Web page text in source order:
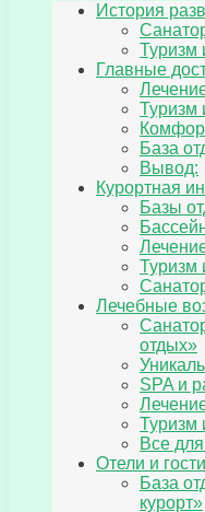
История
Туризм
Главные
Туризм
База
Вывод:
Курортная
Базы
Туризм
Лечебные
отдых»
SPA и
Туризм
Все
Отели и
База
курорт»